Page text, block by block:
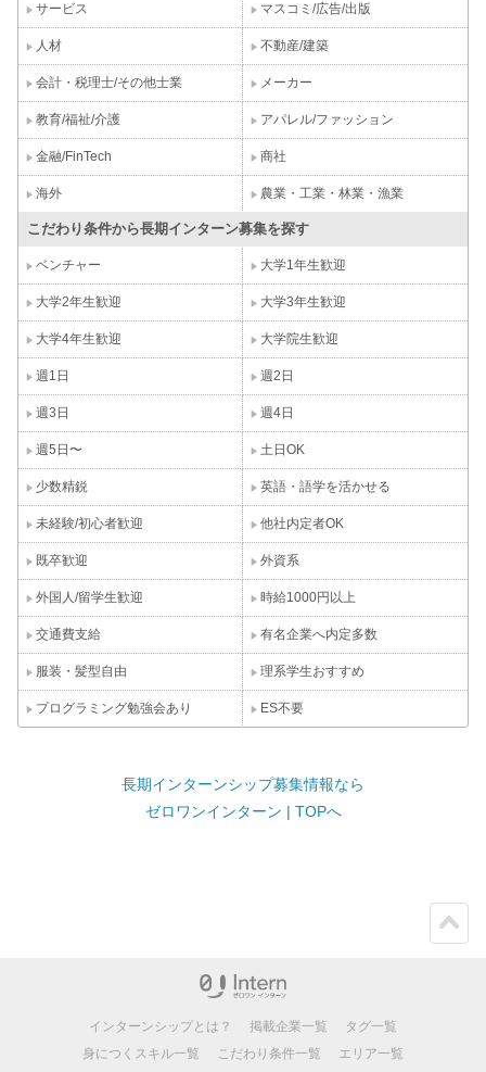
サービス マスコミ/広告/出版
人材 不動産/建築
会計・税理士/その他士業 メーカー
教育/福祉/介護 アパレル/ファッション
金融/FinTech 商社
海外 農業・工業・林業・漁業
こだわり条件から長期インターン募集を探す
ベンチャー 大学1年生歓迎
大学2年生歓迎 大学3年生歓迎
大学4年生歓迎 大学院生歓迎
週1日 週2日
週3日 週4日
週5日〜 土日OK
少数精鋭 英語・語学を活かせる
未経験/初心者歓迎 他社内定者OK
既卒歓迎 外資系
外国人/留学生歓迎 時給1000円以上
交通費支給 有名企業へ内定多数
服装・髪型自由 理系学生おすすめ
プログラミング勉強会あり ES不要
長期インターンシップ募集情報なら
ゼロワンインターン | TOPへ
インターンシップとは？ 掲載企業一覧
タグ一覧
身につくスキル一覧
こだわり条件一覧 エリア一覧